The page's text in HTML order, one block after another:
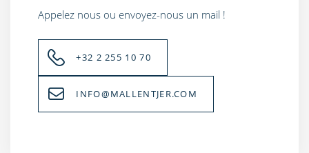
Appelez nous ou envoyez-nous un mail !
+32 2 255 10 70
INFO@MALLENTJER.COM